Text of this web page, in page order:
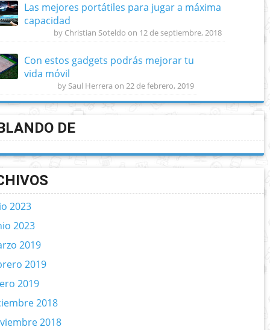
Las mejores portátiles para jugar a máxima
capacidad
by Christian Soteldo on 12 de septiembre, 2018
Con estos gadgets podrás mejorar tu
vida móvil
by Saul Herrera on 22 de febrero, 2019
DE
2023
2023
2019
2019
2019
2018
2018